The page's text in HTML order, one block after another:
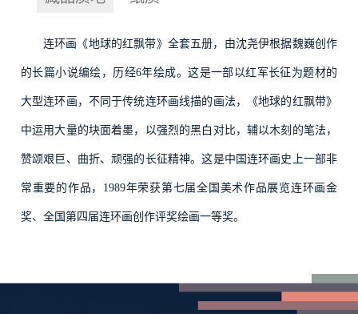
连环画《地球的红飘带》全套五册，由沈尧伊根据魏巍创作
的长篇小说编绘，历经6年绘成。这是一部以红军长征为题材的
大型连环画，不同于传统连环画线描的画法，《地球的红飘带》
中运用大量的块面着墨，以强烈的黑白对比，辅以木刻的笔法，
赞颂艰巨、曲折、顽强的长征精神。这是中国连环画史上一部非
常重要的作品，1989年荣获第七届全国美术作品展览连环画金
奖、全国第四届连环画创作评奖绘画一等奖。